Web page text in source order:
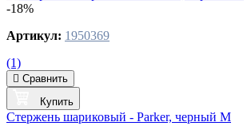
-18%
Артикул: 1950369
(1)
Сравнить
Купить
Стержень шариковый - Parker, черный M